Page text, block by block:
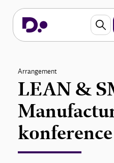
Arrangement
LEAN &